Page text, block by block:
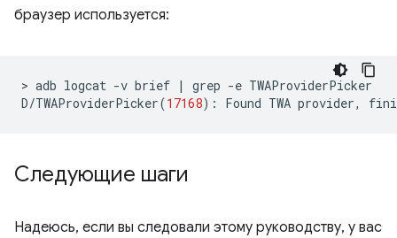
браузер используется:
> adb logcat -v brief | grep -e TWAProviderPicker
D/TWAProviderPicker(17168) : Found TWA provider,
Следующие шаги
Надеюсь, если вы следовали этому руководству, у вас